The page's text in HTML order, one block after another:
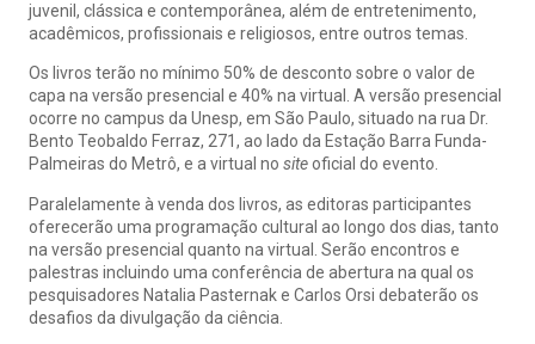
juvenil, clássica e contemporânea, além de entretenimento,
acadêmicos, profissionais e religiosos, entre outros temas.
Os livros terão no mínimo 50% de desconto sobre o valor de
capa na versão presencial e 40% na virtual. A versão presencial
ocorre no campus da Unesp, em São Paulo, situado na rua Dr.
Bento Teobaldo Ferraz, 271, ao lado da Estação Barra Funda-
Palmeiras do Metrô, e a virtual no siteoficial do evento.
Paralelamente à venda dos livros, as editoras participantes
oferecerão uma programação cultural ao longo dos dias, tanto
na versão presencial quanto na virtual. Serão encontros e
palestras incluindo uma conferência de abertura na qual os
pesquisadores Natalia Pasternak e Carlos Orsi debaterão os
desafios da divulgação da ciência.